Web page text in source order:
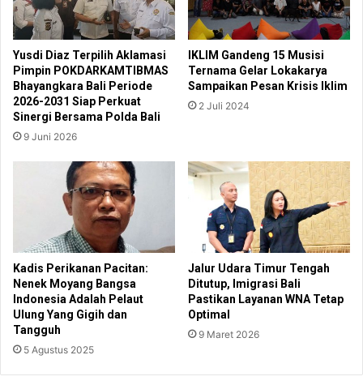
Yusdi Diaz Terpilih Aklamasi
Pimpin POKDARKAMTIBMAS
Bhayangkara Bali Periode
2026-2031 Siap Perkuat
Sinergi Bersama Polda Bali
9 Juni 2026
IKLIM Gandeng 15 Musisi
Ternama Gelar Lokakarya
Sampaikan Pesan Krisis Iklim
2 Juli 2024
Kadis Perikanan Pacitan:
Nenek Moyang Bangsa
Indonesia Adalah Pelaut
Ulung Yang Gigih dan
Tangguh
5 Agustus 2025
Jalur Udara Timur Tengah
Ditutup, Imigrasi Bali
Pastikan Layanan WNA Tetap
Optimal
9 Maret 2026